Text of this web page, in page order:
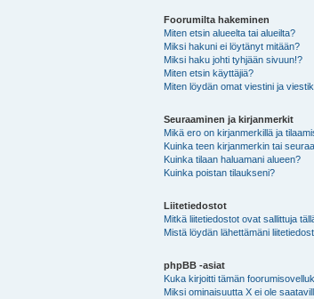
Foorumilta hakeminen
Miten etsin alueelta tai alueilta?
Miksi hakuni ei löytänyt mitään?
Miksi haku johti tyhjään sivuun!?
Miten etsin käyttäjiä?
Miten löydän omat viestini ja
Seuraaminen ja kirjanmerkit
Mikä ero on kirjanmerkillä ja
Kuinka teen kirjanmerkin tai
Kuinka tilaan haluamani alueen?
Kuinka poistan tilaukseni?
Liitetiedostot
Mitkä liitetiedostot ovat sallittuja
Mistä löydän lähettämäni
phpBB -asiat
Kuka kirjoitti tämän
Miksi ominaisuutta X ei ole